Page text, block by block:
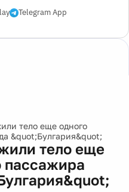
Telegram App
тело еще одного
&quot;Булгария&quot;
тело еще
пассажира